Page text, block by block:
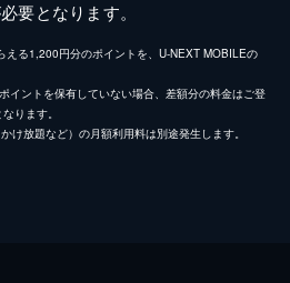
要となります。
える1,200円分のポイントを、U-NEXT MOBILEの
イントを保有していない場合、差額分の料金はご登
ります。
け放題など）の月額利用料は別途発生します。